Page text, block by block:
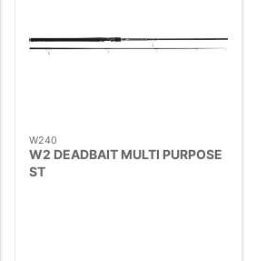
W240
W2 DEADBAIT MULTI PURPOSE
ST